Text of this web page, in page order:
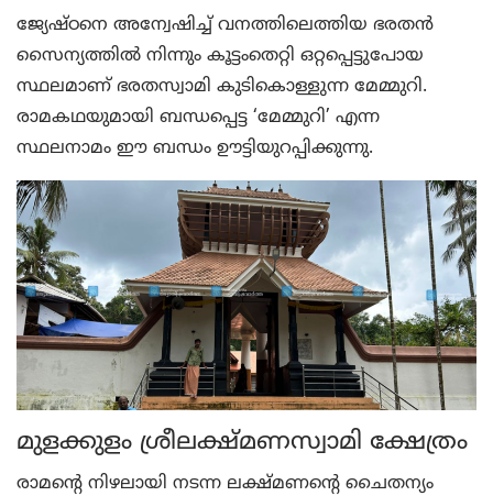
ജ്യേഷ്ഠനെ അന്വേഷിച്ച് വനത്തിലെത്തിയ ഭരതന്‍
സൈന്യത്തില്‍ നിന്നും കൂട്ടംതെറ്റി ഒറ്റപ്പെട്ടുപോയ
സ്ഥലമാണ് ഭരതസ്വാമി കുടികൊള്ളുന്ന മേമ്മുറി.
രാമകഥയുമായി ബന്ധപ്പെട്ട ‘മേമ്മുറി’ എന്ന
സ്ഥലനാമം ഈ ബന്ധം ഊട്ടിയുറപ്പിക്കുന്നു.
മുളക്കുളം ശ്രീലക്ഷ്മണസ്വാമി ക്ഷേത്രം
രാമന്റെ നിഴലായി നടന്ന ലക്ഷ്മണന്റെ ചൈതന്യം